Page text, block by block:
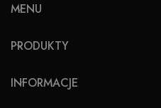
MENU
PRODUKTY
INFORMACJE